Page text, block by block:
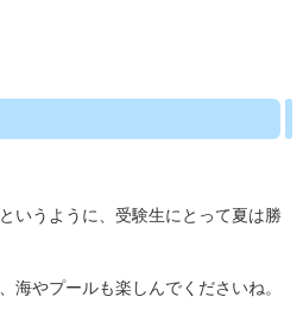
いうように、受験生にとって夏は勝
海やプールも楽しんでくださいね。